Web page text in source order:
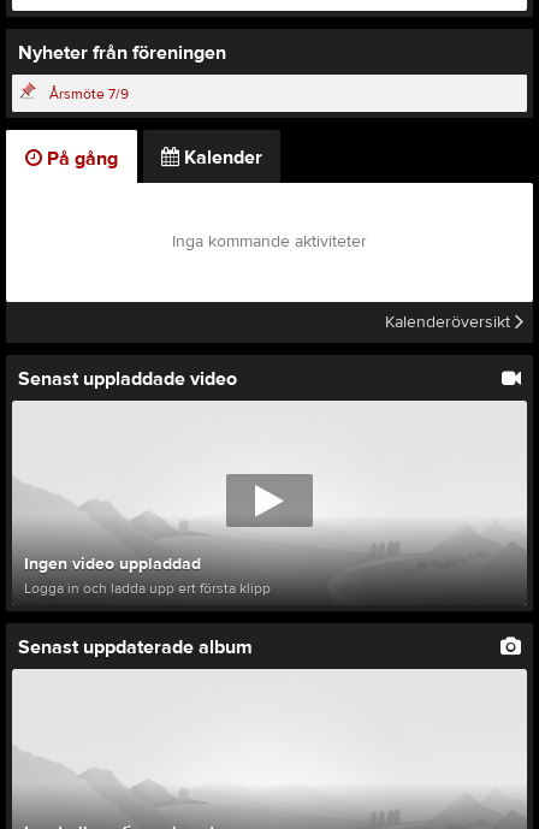
Nyheter från föreningen
Årsmöte 7/9
På gång Kalender
Inga kommande aktiviteter
Kalenderöversikt
Senast uppladdade video
Ingen video uppladdad
Logga in och ladda upp ert första klipp
Senast uppdaterade album